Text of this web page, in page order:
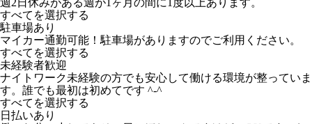
週2日休みがある週が1ヶ月の間に1度以上あります。
すべてを選択する
駐車場あり
マイカー通勤可能！駐車場がありますのでご利用ください。
すべてを選択する
未経験者歓迎
ナイトワーク未経験の方でも安心して働ける環境が整っていま
す。誰でも最初は初めてです ^-^
すべてを選択する
日払いあり